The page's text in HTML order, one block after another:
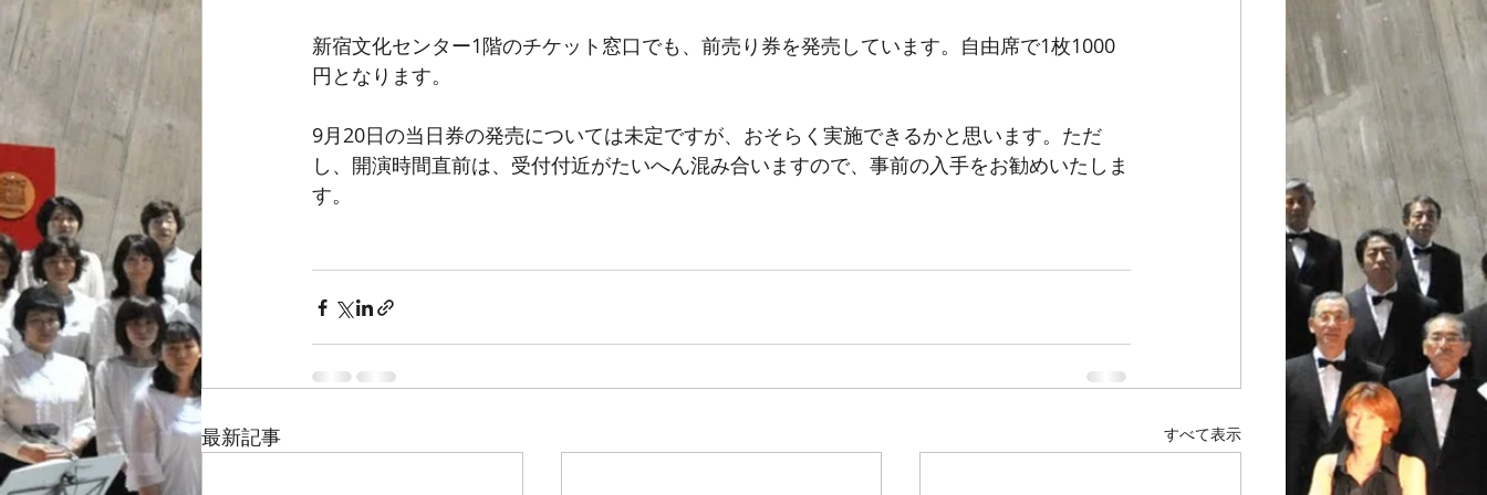
新宿文化センター1階のチケット窓口でも、前売り券を発売しています。自由席で1枚1000
円となります。
9月20日の当日券の発売については未定ですが、おそらく実施できるかと思います。ただ
し、開演時間直前は、受付付近がたいへん混み合いますので、事前の入手をお勧めいたしま
す。
最新記事 すべて表示